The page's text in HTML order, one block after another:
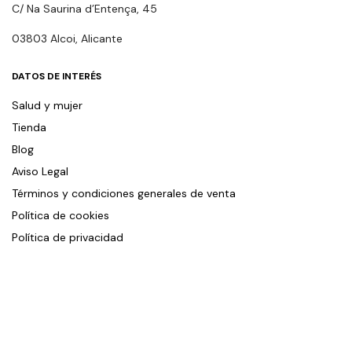
C/ Na Saurina d’Entença, 45
03803 Alcoi, Alicante
DATOS DE INTERÉS
Salud y mujer
Tienda
Blog
Aviso Legal
Términos y condiciones generales de venta
Política de cookies
Política de privacidad